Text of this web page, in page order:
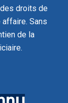
des droits de
affaire. Sans
de la